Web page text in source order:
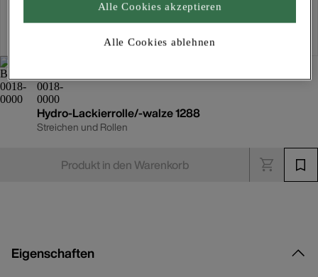
Kostenlose Lieferung
Für Lieferzeiten bitte anmelden
Hydro-Lackierrolle/-walze 1288
Streichen und Rollen
Produkt in den Warenkorb
Eigenschaften
Alle Cookies ablehnen
Alle Cookies akzeptieren